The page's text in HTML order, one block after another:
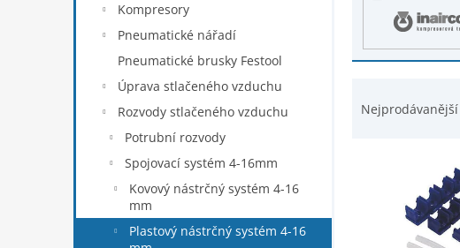
Kompresory
Pneumatické nářadí
Pneumatické brusky Festool
Úprava stlačeného vzduchu
Rozvody stlačeného vzduchu
Potrubní rozvody
Spojovací systém 4-16mm
Kovový nástrčný systém 4-16
mm
Plastový nástrčný systém 4-16
Nejprodávanější
u